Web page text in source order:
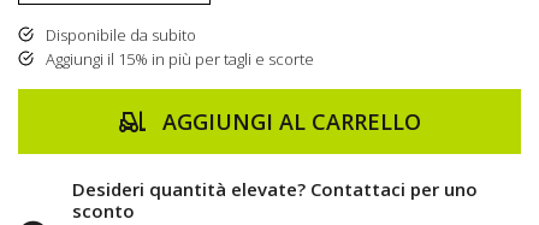
Disponibile da subito
Aggiungi il 15% in più per tagli e scorte
AGGIUNGI AL CARRELLO
Desideri quantità elevate? Contattaci per uno
sconto